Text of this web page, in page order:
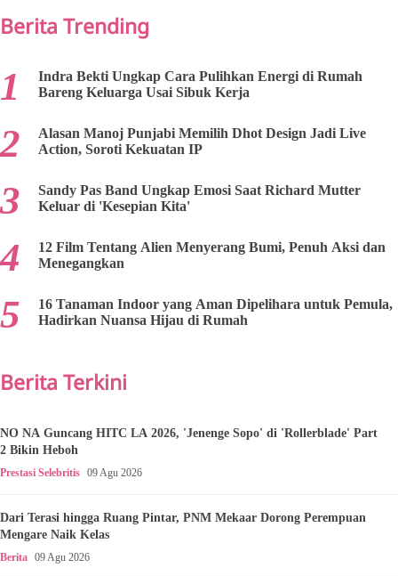
Berita Trending
Indra Bekti Ungkap Cara Pulihkan Energi di Rumah
Bareng Keluarga Usai Sibuk Kerja
Alasan Manoj Punjabi Memilih Dhot Design Jadi Live
Action, Soroti Kekuatan IP
Sandy Pas Band Ungkap Emosi Saat Richard Mutter
Keluar di 'Kesepian Kita'
12 Film Tentang Alien Menyerang Bumi, Penuh Aksi dan
Menegangkan
16 Tanaman Indoor yang Aman Dipelihara untuk Pemula,
Hadirkan Nuansa Hijau di Rumah
Berita Terkini
NO NA Guncang HITC LA 2026, 'Jenenge Sopo' di 'Rollerblade' Part
2 Bikin Heboh
Prestasi Selebritis 09 Agu 2026
Dari Terasi hingga Ruang Pintar, PNM Mekaar Dorong Perempuan
Mengare Naik Kelas
Berita 09 Agu 2026